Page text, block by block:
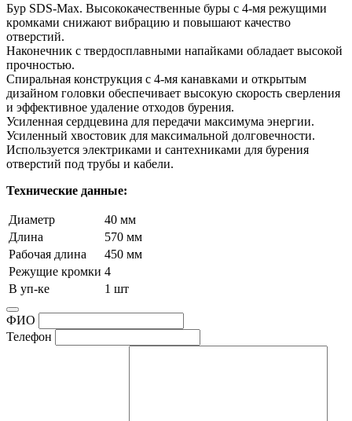
Бур SDS-Мах. Высококачественные буры с 4-мя режущими
кромками снижают вибрацию и повышают качество
отверстий.
Наконечник с твердосплавными напайками обладает высокой
прочностью.
Спиральная конструкция с 4-мя канавками и открытым
дизайном головки обеспечивает высокую скорость сверления
и эффективное удаление отходов бурения.
Усиленная сердцевина для передачи максимума энергии.
Усиленный хвостовик для максимальной долговечности.
Используется электриками и сантехниками для бурения
отверстий под трубы и кабели.
Технические данные:
Диаметр
40 мм
Длина
570 мм
Рабочая длина
450 мм
Режущие кромки 4
В уп-ке
1 шт
ФИО
Телефон